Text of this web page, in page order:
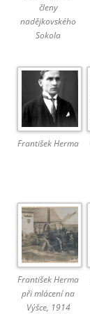
členy
nadějkovského
Sokola
František Herma
František Herma
při mlácení na
Výšce, 1914